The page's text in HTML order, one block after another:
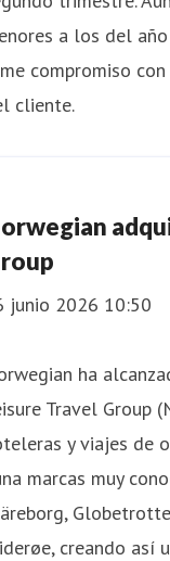
a los del
compromiso
cliente.
junio 2026 10:50
ha
Travel Group
y viajes de
marcas muy
creando así